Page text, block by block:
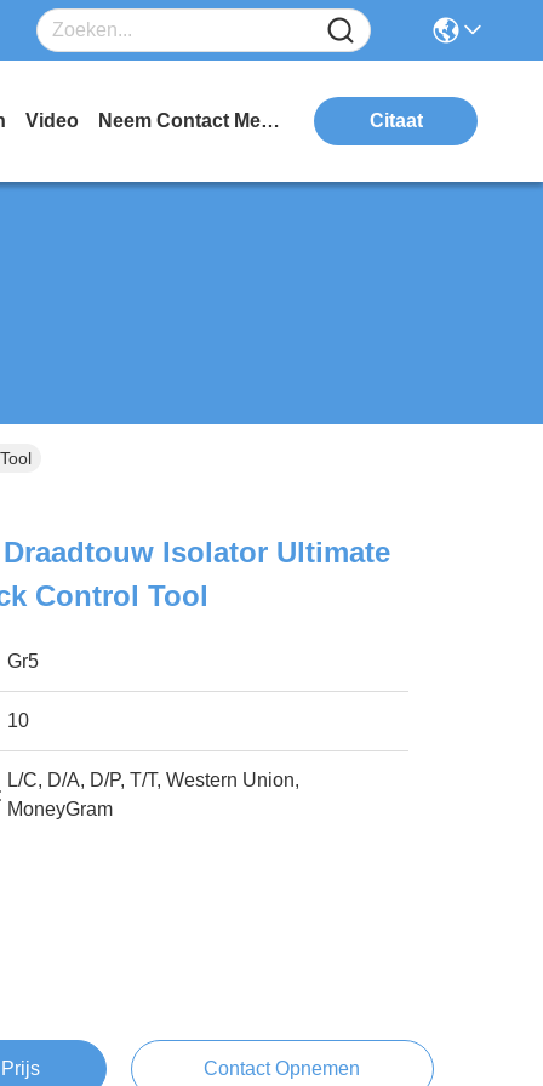
Video Neem Contact Met Ons Op Citaat
Isolator Ultimate
Control Tool
Gr5
10
L/C, D/A, D/P, T/T, Western Union,
MoneyGram
Contact Opnemen